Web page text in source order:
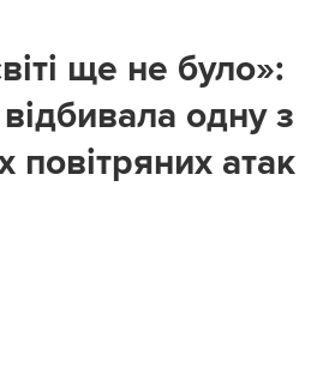
ще не було»:
одну з
повітряних атак